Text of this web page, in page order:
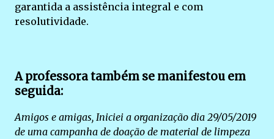
garantida a assistência integral e com
resolutividade.
A professora também se manifestou em
seguida:
Amigos e amigas, Iniciei a organização dia 29/05/2019
de uma campanha de doação de material de limpeza